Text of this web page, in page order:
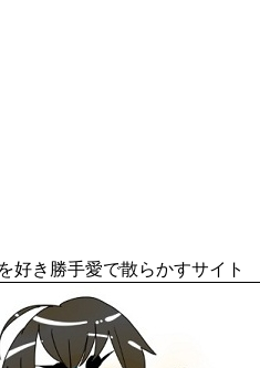
好き勝手愛で散らかすサイト